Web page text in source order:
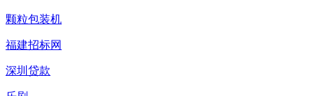
颗粒包装机
福建招标网
深圳贷款